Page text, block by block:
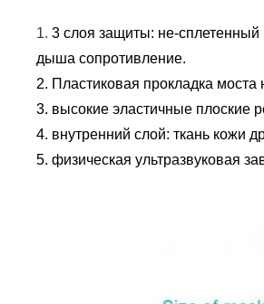
1. 3 слоя защиты: не-
дыша сопротивление.
2. Пластиковая прокладка
3. высокие эластичные плоские
4. внутренний слой: ткань кожи
5. физическая ультразвуковая